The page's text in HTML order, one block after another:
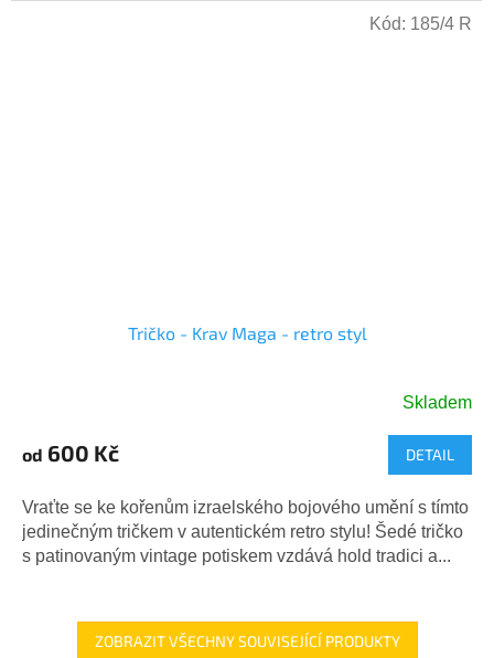
Tričko - Krav Maga - retro styl
Skladem
od 600 Kč DETAIL
Vraťte se ke kořenům izraelského bojového umění s tímto
jedinečným tričkem v autentickém retro stylu! Šedé tričko
s patinovaným vintage potiskem vzdává hold tradici a...
Kód: 185/4 R
ZOBRAZIT VŠECHNY SOUVISEJÍCÍ PRODUKTY